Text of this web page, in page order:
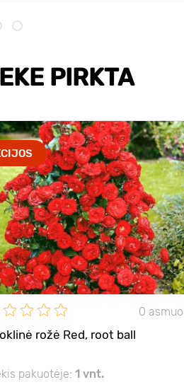
PIRKTA
0 asmuo
rožė Red, root ball
pakuotėje: 1 vnt.